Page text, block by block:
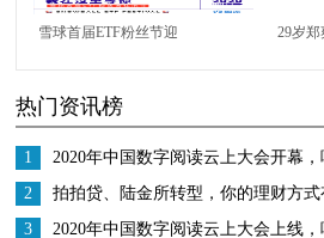
雪球首届ETF粉丝节迎
期
29岁郑
热门资讯榜
1
2020年中国数字阅读云上大会开幕，
咕咖啡加快布局“咖啡+阅读”沉浸式体
2
拍拍贷、陆金所转型，你的理财方式
所转变吗？
3 2020年中国数字阅读云上大会上线，